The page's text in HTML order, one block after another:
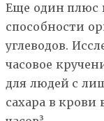
Еще один плюс
способности
углеводов.
часовое
для людей с
сахара в крови